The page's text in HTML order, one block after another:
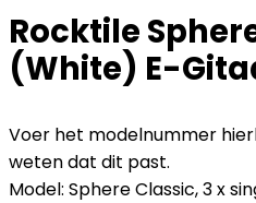
Rocktile
(White) E-
Voer het modelnummer
weten dat dit past.
Model: Sphere Classic, 3 x